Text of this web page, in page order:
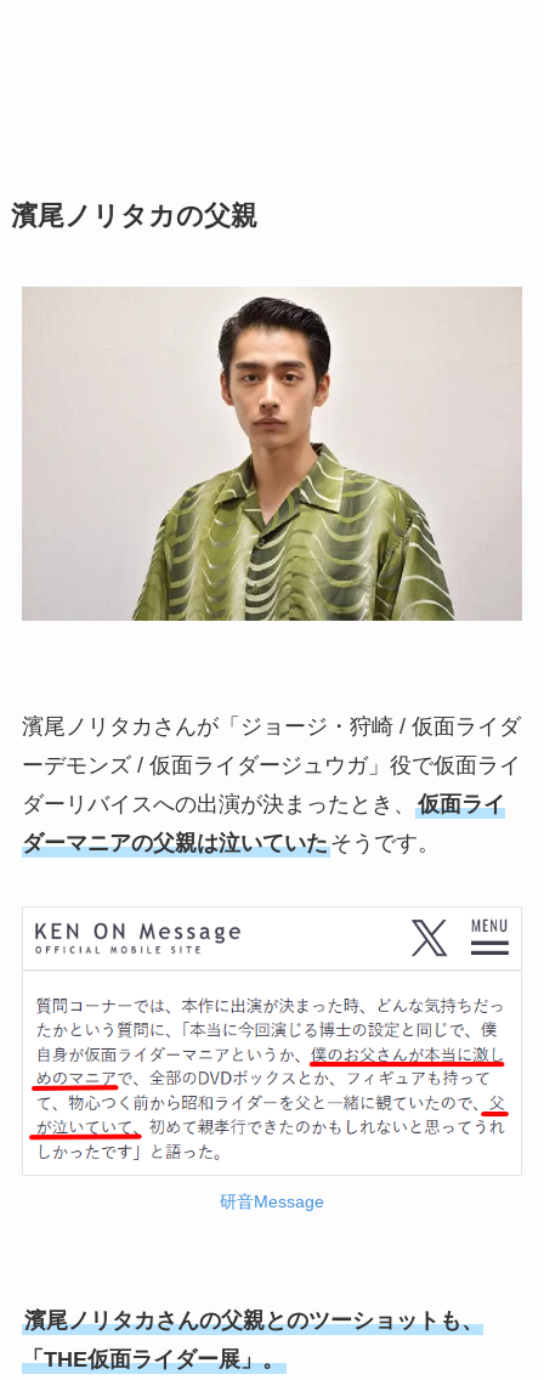
濱尾ノリタカの父親
濱尾ノリタカさんが「ジョージ・狩崎 / 仮面ライダ
ーデモンズ / 仮面ライダージュウガ」役で仮面ライ
ダーリバイスへの出演が決まったとき、 仮面ライ
ダーマニアの父親は泣いていたそうです。
研音Message
濱尾ノリタカさんの父親とのツーショットも、
「THE仮面ライダー展」。